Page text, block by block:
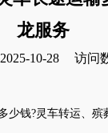
龙服务
10-28 访问
少钱?灵车转运 殡